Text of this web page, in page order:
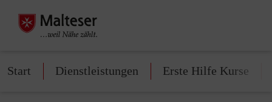
Start Dienstleistungen Erste Hilfe Kurse